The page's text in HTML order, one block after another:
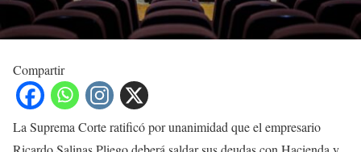
Compartir
La Suprema Corte ratificó por unanimidad que el empresario